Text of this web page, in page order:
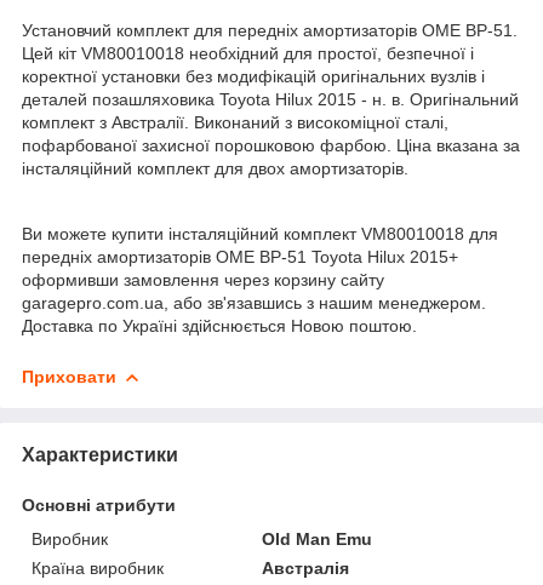
Установчий комплект для передніх амортизаторів OME BP-51.
Цей кіт VM80010018 необхідний для простої, безпечної і
коректної установки без модифікацій оригінальних вузлів і
деталей позашляховика Toyota Hilux 2015 - н. в. Оригінальний
комплект з Австралії. Виконаний з високоміцної сталі,
пофарбованої захисної порошковою фарбою. Ціна вказана за
інсталяційний комплект для двох амортизаторів.
Ви можете купити інсталяційний комплект VM80010018 для
передніх амортизаторів OME BP-51 Toyota Hilux 2015+
оформивши замовлення через корзину сайту
garagepro.com.ua, або зв'язавшись з нашим менеджером.
Доставка по Україні здійснюється Новою поштою.
Приховати
Характеристики
Основні атрибути
Виробник
Old Man Emu
Країна виробник
Австралія